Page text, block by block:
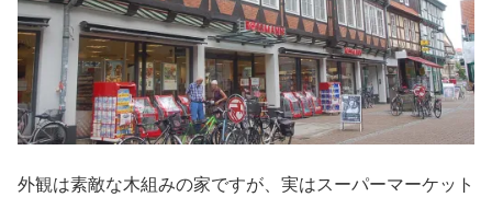
外観は素敵な木組みの家ですが、実はスーパーマーケット